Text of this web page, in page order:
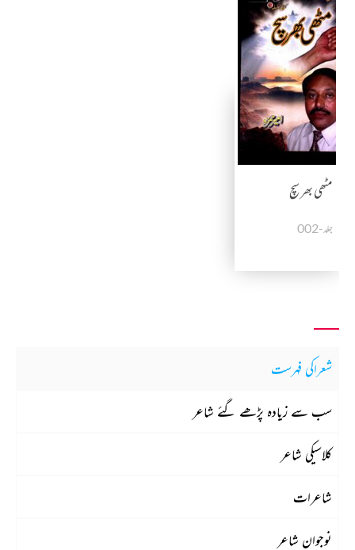
مٹھی بھر سچ
جلد-002
شعراکی فہرست
سب سے زیادہ پڑھے گئے شاعر
کلاسیکی شاعر
شاعرات
نوجوان شاعر